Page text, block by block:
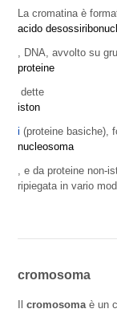
La cromatina è
acido
, DNA, avvolto su
proteine
dette
iston
i (proteine basiche),
nucleosoma
, e da proteine non-
ripiegata in vario
cromosoma
cromosomaè un